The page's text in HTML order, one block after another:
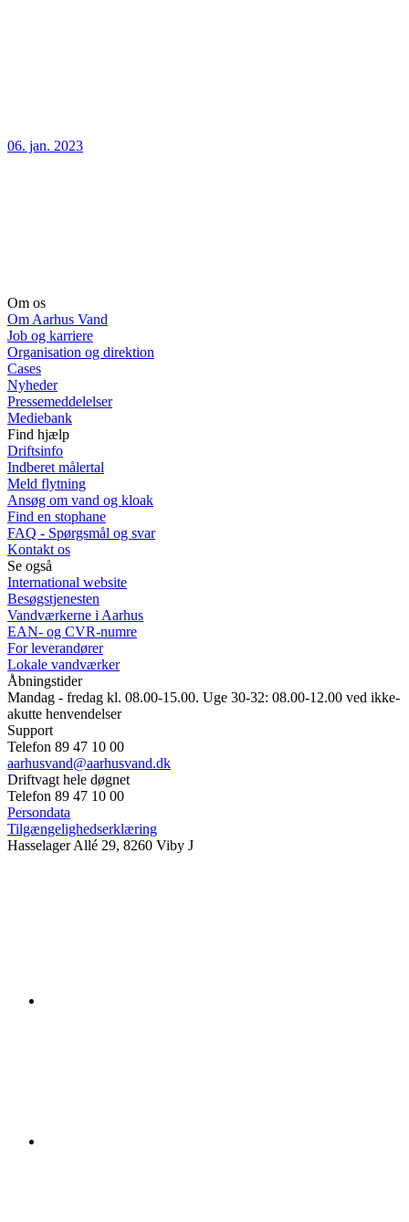
06. jan. 2023
Om os
Om Aarhus Vand
Job og karriere
Organisation og direktion
Cases
Nyheder
Pressemeddelelser
Mediebank
Find hjælp
Driftsinfo
Indberet målertal
Meld flytning
Ansøg om vand og kloak
Find en stophane
FAQ - Spørgsmål og svar
Kontakt os
Se også
International website
Besøgstjenesten
Vandværkerne i Aarhus
EAN- og CVR-numre
For leverandører
Lokale vandværker
Åbningstider
Mandag - fredag kl. 08.00-15.00. Uge 30-32: 08.00-12.00 ved ikke-
akutte henvendelser
Support
Telefon 89 47 10 00
aarhusvand@aarhusvand.dk
Driftvagt hele døgnet
Telefon 89 47 10 00
Persondata
Tilgængelighedserklæring
Hasselager Allé 29, 8260 Viby J